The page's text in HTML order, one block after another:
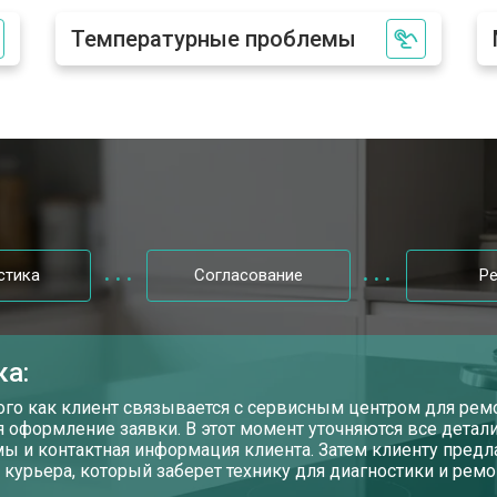
Температурные проблемы
Согласование
как клиент связывается с сервисным центром для
оформление заявки. В этот момент уточняются все
и контактная информация клиента. Затем клиенту
который заберет технику для диагностики и